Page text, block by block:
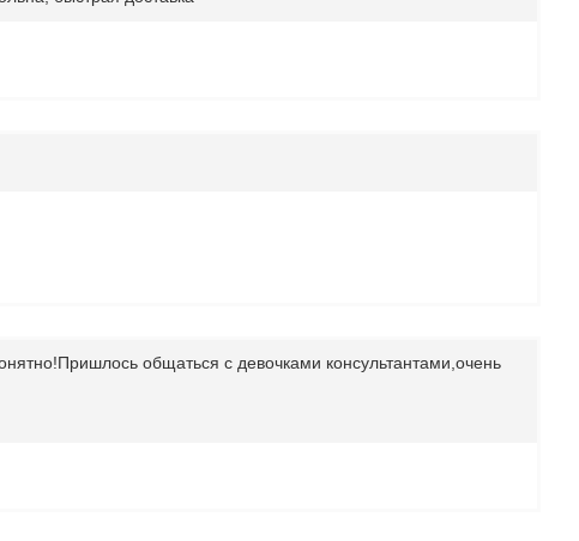
общаться с девочками консультантами,очень